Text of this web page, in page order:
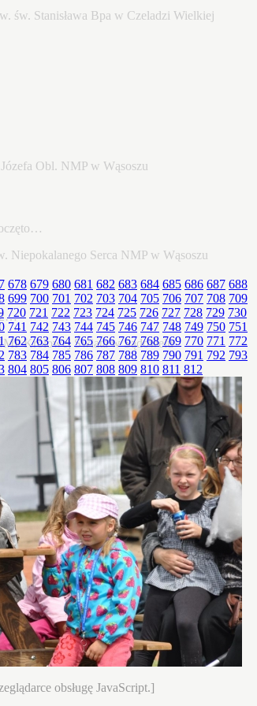
678 679 680 681 682 683 684 685 686 687 688
699 700 701 702 703 704 705 706 707 708 709
720 721 722 723 724 725 726 727 728 729 730
741 742 743 744 745 746 747 748 749 750 751
762 763 764 765 766 767 768 769 770 771 772
783 784 785 786 787 788 789 790 791 792 793
804 805 806 807 808 809 810 811 812
obsługę JavaScript.]